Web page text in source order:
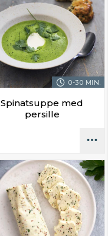
0-30 MIN.
Spinatsuppe med
persille